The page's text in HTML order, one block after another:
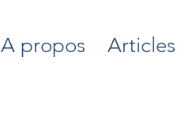
A propos Articles